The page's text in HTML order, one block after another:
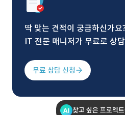
딱 맞는 견적이 궁금하신가요
IT 전문 매니저가 무료로 상
무료 상담 신청
찾고 싶은 프로젝